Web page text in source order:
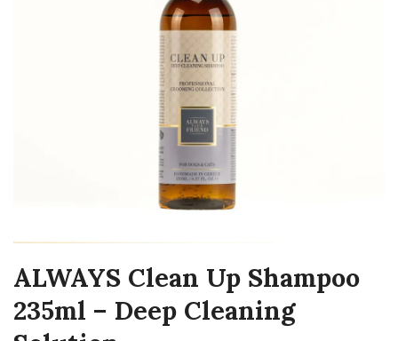
ALWAYS Clean Up Shampoo
235ml – Deep Cleaning